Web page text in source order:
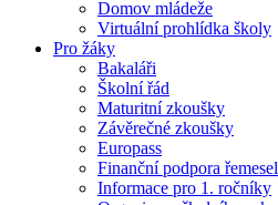
Domov mládeže
Virtuální prohlídka školy
Pro žáky
Bakaláři
Školní řád
Maturitní zkoušky
Závěrečné zkoušky
Europass
Finanční podpora řemesel
Informace pro 1. ročníky